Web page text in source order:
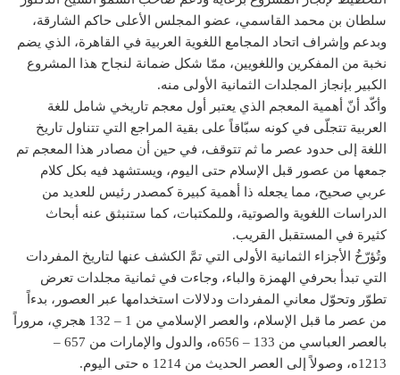
سلطان بن محمد القاسمي، عضو المجلس الأعلى حاكم الشارقة،
وبدعم وإشراف اتحاد المجامع اللغوية العربية في القاهرة، الذي يضم
نخبة من المفكرين واللغويين، ممّا شكل ضمانة لنجاح هذا المشروع
الكبير بإنجاز المجلدات الثمانية الأولى منه.
وأكّد أنّ أهمية المعجم الذي يعتبر أول معجم تاريخي شامل للغة
العربية تتجلّى في كونه سبّاقاً على بقية المراجع التي تتناول تاريخ
اللغة إلى حدود عصر ما ثم تتوقف، في حين أن مصادر هذا المعجم تم
جمعها من عصور قبل الإسلام حتى اليوم، ويستشهد فيه بكل كلام
عربي صحيح، مما يجعله ذا أهمية كبيرة كمصدر رئيس للعديد من
الدراسات اللغوية والصوتية، وللمكتبات، كما ستنبثق عنه أبحاث
كثيرة في المستقبل القريب.
وتُؤرّخُ الأجزاء الثمانية الأولى التي تمَّ الكشف عنها لتاريخ المفردات
التي تبدأ بحرفي الهمزة والباء، وجاءت في ثمانية مجلدات تعرض
تطوّر وتحوّل معاني المفردات ودلالات استخدامها عبر العصور، بدءاً
من عصر ما قبل الإسلام، والعصر الإسلامي من 1 – 132 هجري، مروراً
بالعصر العباسي من 133 – 656ه، والدول والإمارات من 657 –
1213ه، وصولاً إلى العصر الحديث من 1214 ه حتى اليوم.